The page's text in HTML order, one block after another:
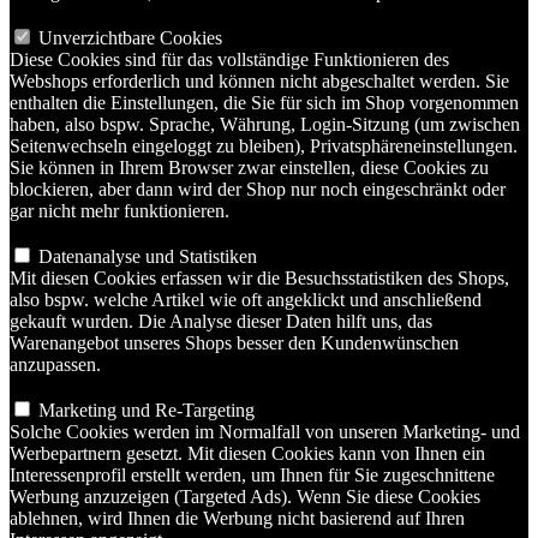
Obwohl die Buttonmaschine für die Verwendung von Papier und
Mylar ausgelegt ist, lassen sich mit Stoff gute Ergebnisse erzielen.
Es kann einige Zeit dauern, bis Sie herausgefunden haben, welche
Stoffe die besten Ergebnisse liefern. Versuchen Sie, die Dicke von
Papier und Mylar nachzuahmen. Wir wissen, dass Leinen,
hochwertige Baumwolle und andere dünne, weiche Stoffe gut
geeignet sind.
7. Ich habe Teile von einem anderen Lieferanten. Passen diese
in Ihre Buttonmaschine?
Nein, Teile von anderen Lieferanten passen nicht in unsere
Buttonmaschinen. Umgekehrt gilt das Gleiche. Jeder
Buttonmaschinenlieferant hat seine eigenen Komponenten.
Buttonmaschine hat keine Aussparung dafür.
Das stimmt; die
Aussparung befindet sich in den 45- und 56-mm-Buttonmaschinen.
Bei der 25-mm-Maschine fertigt man zunächst einen normalen
Unverzichtbare Cookies
Diese Cookies sind für das vollständige Funktionieren des
Webshops erforderlich und können nicht abgeschaltet werden. Sie
enthalten die Einstellungen, die Sie für sich im Shop vorgenommen
haben, also bspw. Sprache, Währung, Login-Sitzung (um zwischen
Seitenwechseln eingeloggt zu bleiben), Privatsphäreneinstellungen.
Sie können in Ihrem Browser zwar einstellen, diese Cookies zu
blockieren, aber dann wird der Shop nur noch eingeschränkt oder
gar nicht mehr funktionieren.
Datenanalyse und Statistiken
Mit diesen Cookies erfassen wir die Besuchsstatistiken des Shops,
also bspw. welche Artikel wie oft angeklickt und anschließend
gekauft wurden. Die Analyse dieser Daten hilft uns, das
Warenangebot unseres Shops besser den Kundenwünschen
anzupassen.
Marketing und Re-Targeting
Solche Cookies werden im Normalfall von unseren Marketing- und
Werbepartnern gesetzt. Mit diesen Cookies kann von Ihnen ein
Interessenprofil erstellt werden, um Ihnen für Sie zugeschnittene
Werbung anzuzeigen (Targeted Ads). Wenn Sie diese Cookies
ablehnen, wird Ihnen die Werbung nicht basierend auf Ihren